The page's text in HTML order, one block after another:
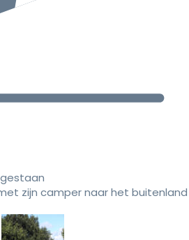
zijn camper naar het buitenland